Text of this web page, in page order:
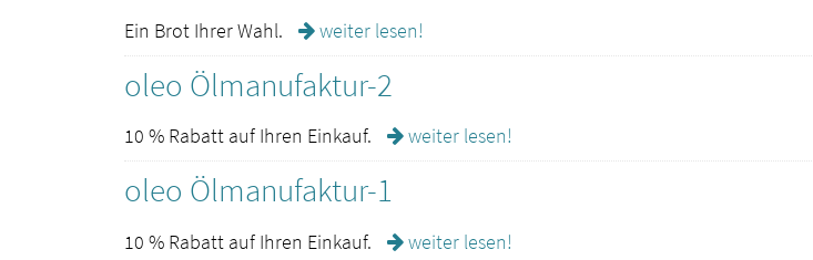
Ein Brot Ihrer Wahl. weiter lesen!
oleo Ölmanufaktur-2
10 % Rabatt auf Ihren Einkauf. weiter lesen!
oleo Ölmanufaktur-1
10 % Rabatt auf Ihren Einkauf. weiter lesen!